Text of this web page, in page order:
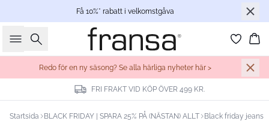
Få 10%* rabatt i velkomstgåva
Sök
Redo för en ny säsong? Se alla härliga nyheter här >
FRI FRAKT VID KÖP ÖVER 499 KR.
Startsida BLACK FRIDAY | SPARA 25% PÅ (NÄSTAN) ALLT Black friday jeans